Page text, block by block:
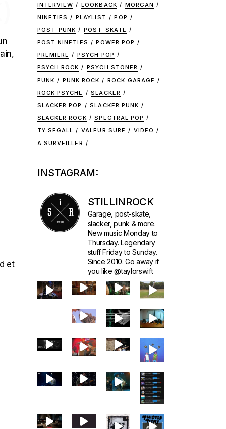
et
INTERVIEW LOOKBACK
MORGAN
NINETIES
PLAYLIST
POP
POST-PUNK
POST-SKATE
POST NINETIES
POWER POP
PREMIERE
PSYCH POP
PSYCH ROCK
PSYCH STONER
PUNK
PUNK ROCK
ROCK GARAGE
ROCK PSYCHE
SLACKER
SLACKER POP
SLACKER PUNK
SLACKER ROCK
SPECTRAL POP
TY SEGALL
VALEUR SURE
VIDEO
À SURVEILLER
INSTAGRAM:
STILLINROCK
Garage, post-skate,
slacker, punk & more.
New music Monday to
Thursday. Legendary
stuff Friday to Sunday.
Since 2010. Go away if
you like @taylorswift